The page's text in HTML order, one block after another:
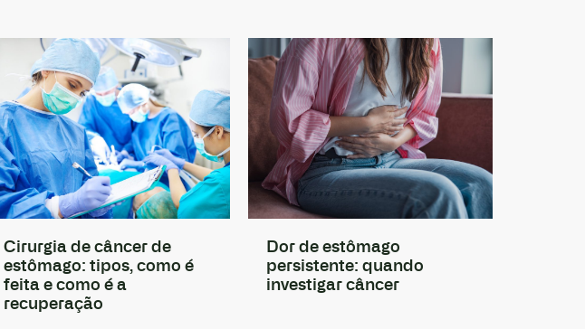
Cirurgia de câncer de
estômago: tipos, como é
feita e como é a
recuperação
Dor de estômago
persistente: quando
investigar câncer